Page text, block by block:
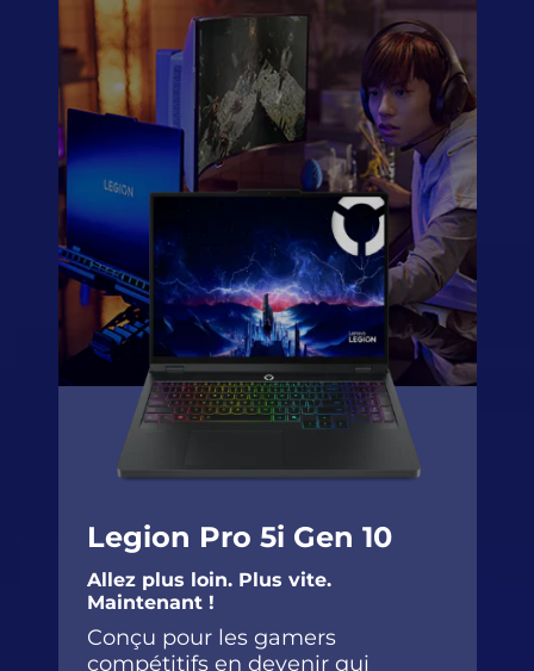
Legion Pro 5i Gen 10
Allez plus loin. Plus vite.
Maintenant !
Conçu pour les gamers
compétitifs en devenir qui